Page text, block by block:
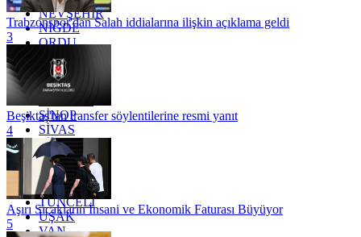
NEVŞEHİR
NİĞDE
ORDU
OSMANİYE
RİZE
SAKARYA
SİNOP
SİVAS
SİİRT
TEKİRDAĞ
TOKAT
TRABZON
TUNCELİ
UŞAK
VAN
Trabzonspor'dan Salah iddialarına ilişkin açıklama geldi
3
Beşiktaş'tan transfer söylentilerine resmi yanıt
4
Aşırı Sıcakların İnsani ve Ekonomik Faturası Büyüyor
5